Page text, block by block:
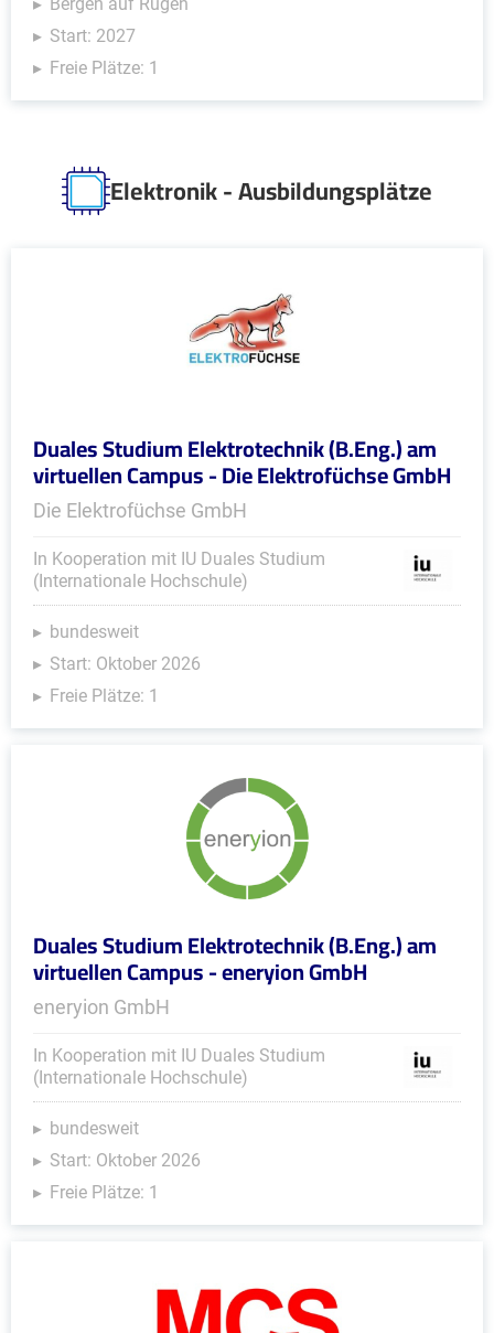
Start: 2027
Freie Plätze: 1
Elektronik - Ausbildungsplätze
Duales Studium Elektrotechnik (B.Eng.) am
virtuellen Campus - Die Elektrofüchse GmbH
Die Elektrofüchse GmbH
In Kooperation mit IU Duales Studium
(Internationale Hochschule)
bundesweit
Start: Oktober 2026
Freie Plätze: 1
Duales Studium Elektrotechnik (B.Eng.) am
virtuellen Campus - eneryion GmbH
eneryion GmbH
In Kooperation mit IU Duales Studium
(Internationale Hochschule)
bundesweit
Start: Oktober 2026
Freie Plätze: 1